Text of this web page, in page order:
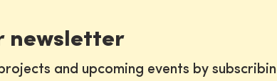
newsletter
and upcoming events by